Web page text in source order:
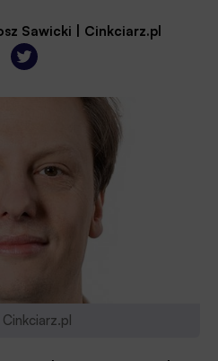
Sawicki
Cinkciarz.pl